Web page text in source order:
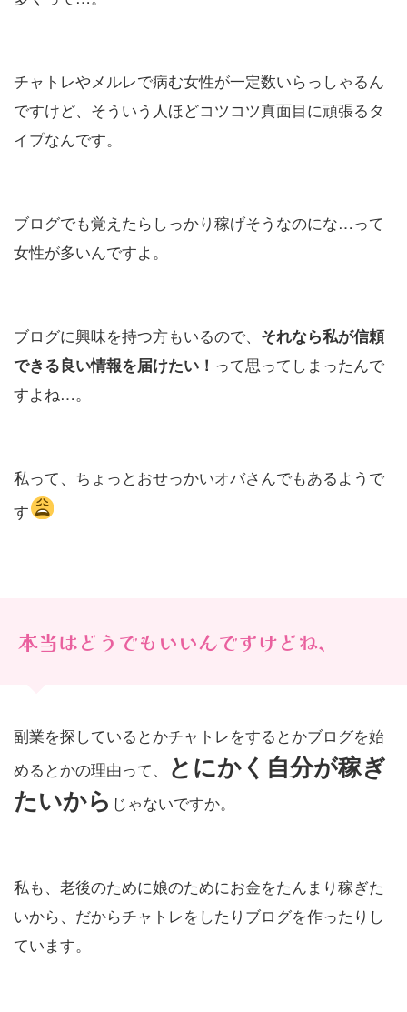
チャトレやメルレで病む女性が一定数いらっしゃるん
ですけど、そういう人ほどコツコツ真面目に頑張るタ
イプなんです。
ブログでも覚えたらしっかり稼げそうなのにな…って
女性が多いんですよ。
ブログに興味を持つ方もいるので、 それなら私が信頼
できる良い情報を届けたい！ って思ってしまったんで
すよね…。
私って、ちょっとおせっかいオバさんでもあるようで
す
本当はどうでもいいんですけどね、
副業を探しているとかチャトレをするとかブログを始
めるとかの理由って、
とにかく自分が稼ぎ
たいから じゃないですか。
私も、老後のために娘のためにお金をたんまり稼ぎた
いから、だからチャトレをしたりブログを作ったりし
ています。